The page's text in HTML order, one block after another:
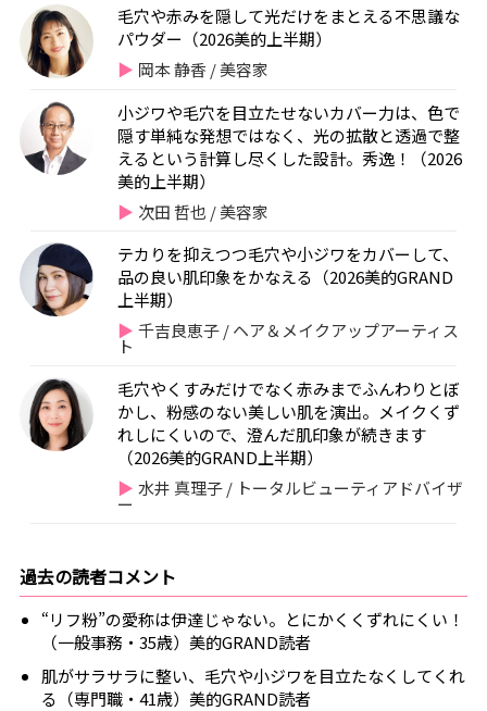
毛穴や赤みを隠して光だけをまとえる不思議な
パウダー（2026美的上半期）
岡本 静香 / 美容家
小ジワや毛穴を目立たせないカバー力は、色で
隠す単純な発想ではなく、光の拡散と透過で整
えるという計算し尽くした設計。秀逸！（2026
美的上半期）
次田 哲也 / 美容家
テカりを抑えつつ毛穴や小ジワをカバーして、
品の良い肌印象をかなえる（2026美的GRAND
上半期）
千吉良恵子 / ヘア＆メイクアップアーティス
ト
毛穴やくすみだけでなく赤みまでふんわりとぼ
かし、粉感のない美しい肌を演出。メイクくず
れしにくいので、澄んだ肌印象が続きます
（2026美的GRAND上半期）
水井 真理子 / トータルビューティアドバイザ
ー
過去の読者コメント
“リフ粉”の愛称は伊達じゃない。とにかくくずれにくい！
（一般事務・35歳）美的GRAND読者
肌がサラサラに整い、毛穴や小ジワを目立たなくしてくれ
る（専門職・41歳）美的GRAND読者